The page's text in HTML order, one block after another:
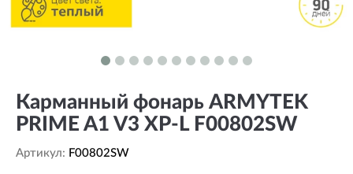
Карманный фонарь ARMYTEK
PRIME A1 V3 XP-L F00802SW
Артикул: F00802SW